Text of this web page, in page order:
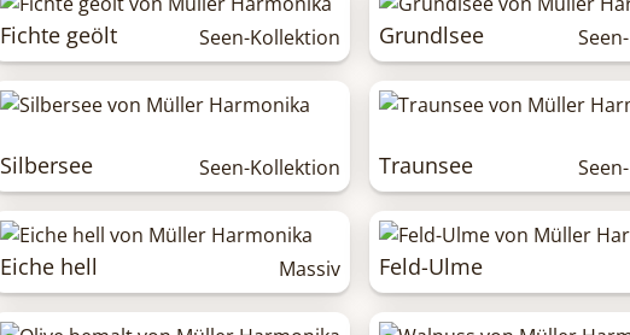
Fichte geölt Seen-Kollektion Grundlsee
Silbersee Seen-Kollektion Traunsee
Eiche hell Massiv Feld-Ulme